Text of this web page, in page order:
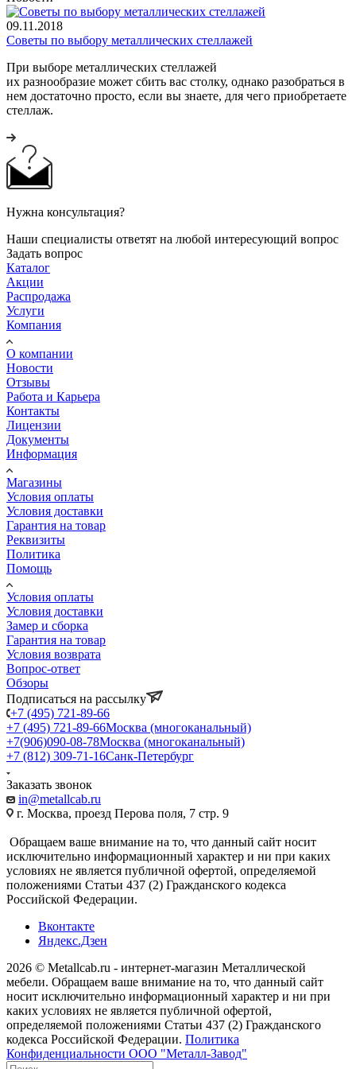
09.11.2018
Советы по выбору металлических стеллажей
При выборе металлических стеллажей
их разнообразие может сбить вас столку, однако разобраться в
нем достаточно просто, если вы знаете, для чего приобретаете
стеллаж.
Нужна консультация?
Наши специалисты ответят на любой интересующий вопрос
Задать вопрос
Каталог
Акции
Распродажа
Услуги
Компания
О компании
Новости
Отзывы
Работа и Карьера
Контакты
Лицензии
Документы
Информация
Магазины
Условия оплаты
Условия доставки
Гарантия на товар
Реквизиты
Политика
Помощь
Условия оплаты
Условия доставки
Замер и сборка
Гарантия на товар
Условия возврата
Вопрос-ответ
Обзоры
Подписаться на рассылку
+7 (495) 721-89-66
+7 (495) 721-89-66Москва (многоканальный)
+7(906)090-08-78Москва (многоканальный)
+7 (812) 309-71-16Санк-Петербург
Заказать звонок
in@metallcab.ru
г. Москва, проезд Перова поля, 7 стр. 9
Обращаем ваше внимание на то, что данный сайт носит
исключительно информационный характер и ни при каких
условиях не является публичной офертой, определяемой
положениями Статьи 437 (2) Гражданского кодекса
Российской Федерации.
Вконтакте
Яндекс.Дзен
2026 © Metallcab.ru - интернет-магазин Металлической
мебели. Обращаем ваше внимание на то, что данный сайт
носит исключительно информационный характер и ни при
каких условиях не является публичной офертой,
определяемой положениями Статьи 437 (2) Гражданского
кодекса Российской Федерации. Политика
Конфиденциальности ООО "Металл-Завод"